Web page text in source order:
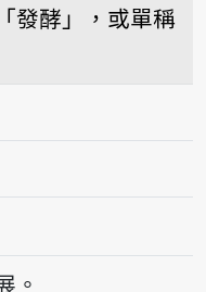
發酵」，或單稱
huat-tián
。